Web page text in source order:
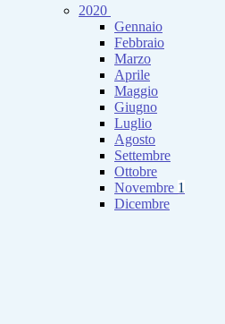
2020
Gennaio
Febbraio
Marzo
Aprile
Maggio
Giugno
Luglio
Agosto
Settembre
Ottobre
Novembre 1
Dicembre